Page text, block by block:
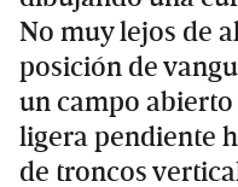
No muy lejos de
posición de
un campo
ligera pendiente
de troncos